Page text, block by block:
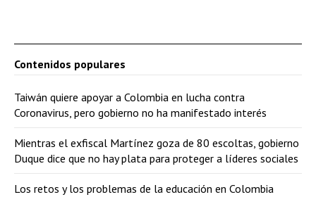
Contenidos populares
Taiwán quiere apoyar a Colombia en lucha contra
Coronavirus, pero gobierno no ha manifestado interés
Mientras el exfiscal Martínez goza de 80 escoltas, gobierno
Duque dice que no hay plata para proteger a líderes sociales
Los retos y los problemas de la educación en Colombia